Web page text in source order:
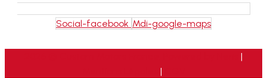
Social-facebook Mdi-google-maps
|
|